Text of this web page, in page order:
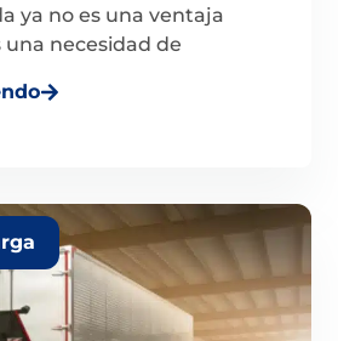
ya no es una ventaja
necesidad de